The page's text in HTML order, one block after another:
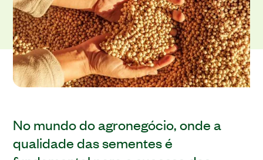
No mundo do agronegócio, onde a
qualidade das sementes é